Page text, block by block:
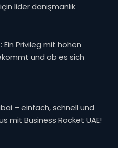
lider danışmanlık
Privileg mit hohen
und ob es sich
– einfach, schnell und
mit Business Rocket UAE!